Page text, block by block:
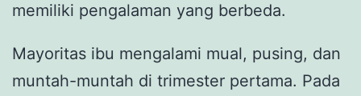
memiliki pengalaman yang berbeda.
Mayoritas ibu mengalami mual, pusing, dan
muntah-muntah di trimester pertama. Pada